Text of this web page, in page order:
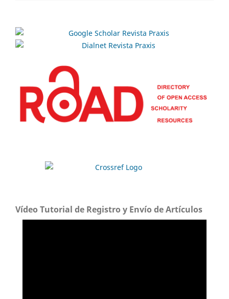
Vídeo Tutorial de Registro y Envío de Artículos